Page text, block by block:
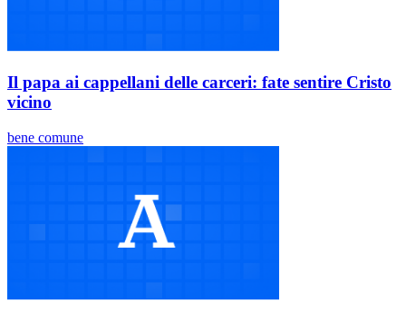
Il papa ai cappellani delle carceri: fate sentire Cristo
vicino
bene comune